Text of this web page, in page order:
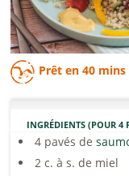
Prêt en40 mins
INGRÉDIENTS (POUR 4
4 pavés de
2 c. à s. de miel